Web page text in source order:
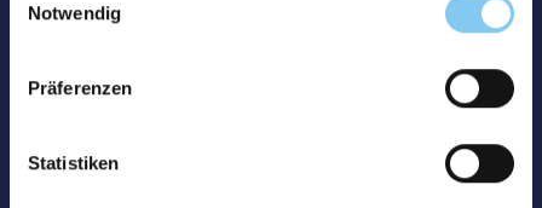
Notwendig
Präferenzen
Statistiken